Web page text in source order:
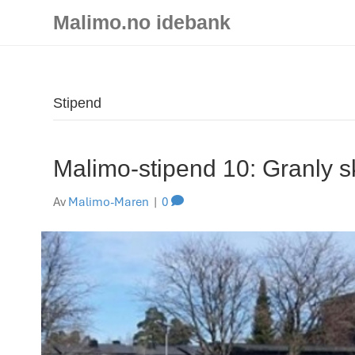
Malimo.no idebank
Stipend
Malimo-stipend 10: Granly
Av Malimo-Maren | 0